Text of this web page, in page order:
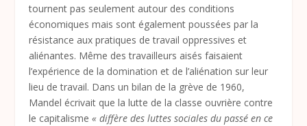
tournent pas seulement autour des conditions
économiques mais sont également poussées par la
résistance aux pratiques de travail oppressives et
aliénantes. Même des travailleurs aisés faisaient
l’expérience de la domination et de l’aliénation sur leur
lieu de travail. Dans un bilan de la grève de 1960,
Mandel écrivait que la lutte de la classe ouvrière contre
le capitalisme« diffère des luttes sociales du passé en ce